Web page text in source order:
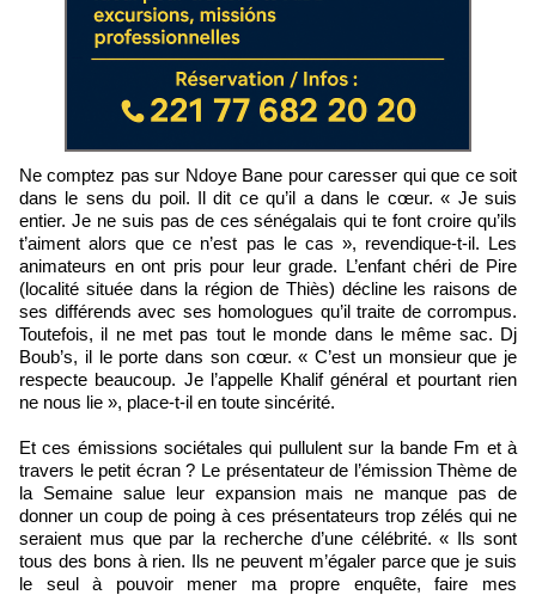
Ne comptez pas sur Ndoye Bane pour caresser qui que ce soit
dans le sens du poil. Il dit ce qu’il a dans le cœur. « Je suis
entier. Je ne suis pas de ces sénégalais qui te font croire qu’ils
t’aiment alors que ce n’est pas le cas », revendique-t-il. Les
animateurs en ont pris pour leur grade. L’enfant chéri de Pire
(localité située dans la région de Thiès) décline les raisons de
ses différends avec ses homologues qu’il traite de corrompus.
Toutefois, il ne met pas tout le monde dans le même sac. Dj
Boub’s, il le porte dans son cœur. « C’est un monsieur que je
respecte beaucoup. Je l’appelle Khalif général et pourtant rien
ne nous lie », place-t-il en toute sincérité.
Et ces émissions sociétales qui pullulent sur la bande Fm et à
travers le petit écran ? Le présentateur de l’émission Thème de
la Semaine salue leur expansion mais ne manque pas de
donner un coup de poing à ces présentateurs trop zélés qui ne
seraient mus que par la recherche d’une célébrité. « Ils sont
tous des bons à rien. Ils ne peuvent m’égaler parce que je suis
le seul à pouvoir mener ma propre enquête, faire mes